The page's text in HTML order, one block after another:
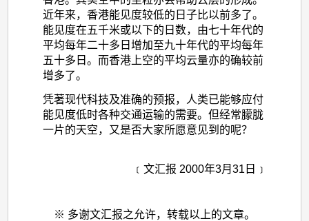
近年来，香港能见度较低的日子比以前多了。
能见度在五千米或以下的日数，由七十年代的
平均每年二十多日增加至九十年代的平均每年
五十多日。而香港上空的平均云量亦的确较前
增多了。
凭著现代科技及准确的预报，人类已能够应付
能见度低时各种交通运输的需要。但经常朦胧
一片的天空，又是否大家所愿意见到的呢？
﹝文汇报 2000年3月31日﹞
※ 多谢文汇报之允许，转载以上的文章。